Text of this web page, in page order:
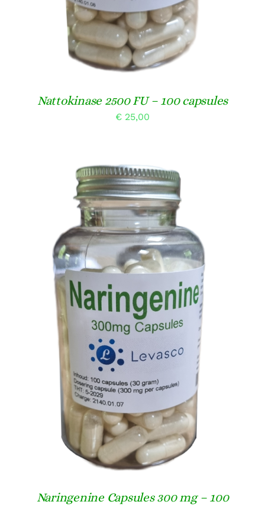
Nattokinase 2500 FU – 100 capsules
€ 25,00
TOEVOEGEN AAN WINKELWAGEN
/
DETAILS
Naringenine Capsules 300 mg – 100